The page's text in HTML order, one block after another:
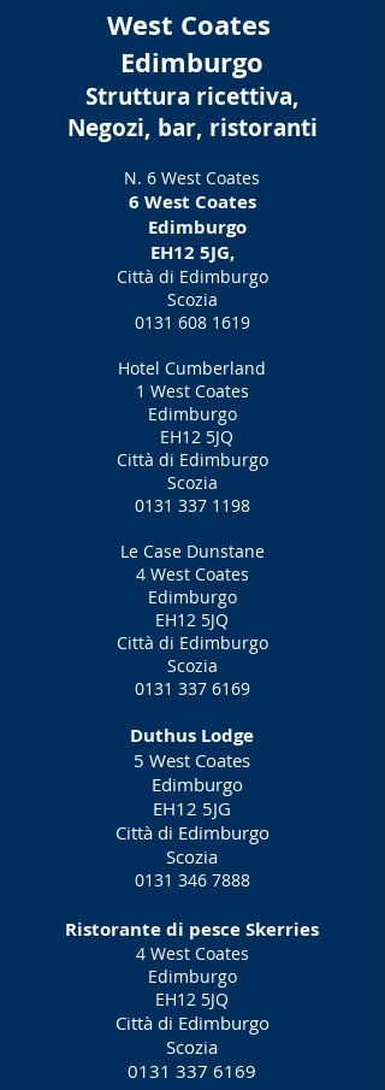
West Coates
Edimburgo
Struttura ricettiva,
Negozi, bar, ristoranti
N. 6 West Coates
6 West Coates
Edimburgo
EH12 5JG,
Città di Edimburgo
Scozia
0131 608 1619
Hotel Cumberland
1 West Coates
Edimburgo
EH12 5JQ
Città di Edimburgo
Scozia
0131 337 1198
Le Case Dunstane
4 West Coates
Edimburgo
EH12 5JQ
Città di Edimburgo
Scozia
0131 337 6169
Duthus Lodge
5 West Coates
Edimburgo
EH12 5JG
Città di Edimburgo
Scozia
0131 346 7888
Ristorante di pesce Skerries
4 West Coates
Edimburgo
EH12 5JQ
Città di Edimburgo
Scozia
0131 337 6169